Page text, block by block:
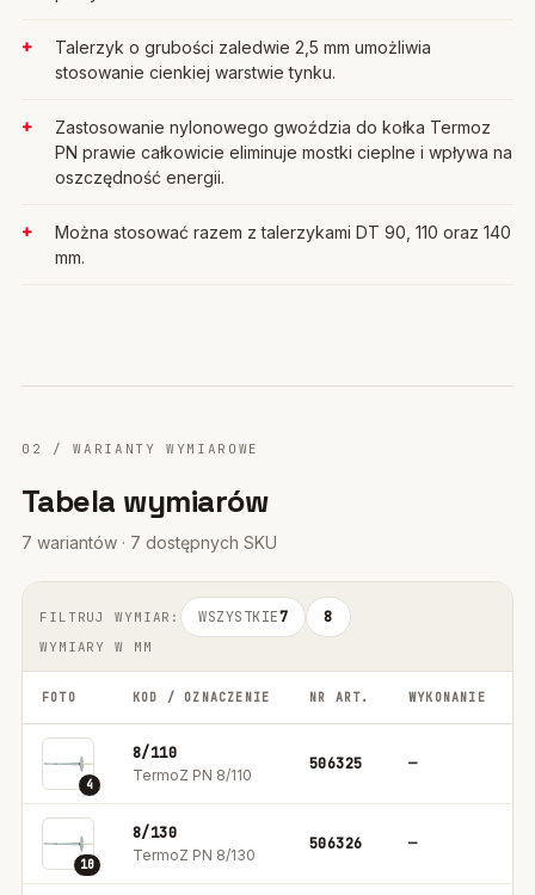
Talerzyk o grubości zaledwie 2,5 mm umożliwia
stosowanie cienkiej warstwie tynku.
Zastosowanie nylonowego gwoździa do kołka Termoz
PN prawie całkowicie eliminuje mostki cieplne i wpływa na
oszczędność energii.
Można stosować razem z talerzykami DT 90, 110 oraz 140
mm.
02 / WARIANTY WYMIAROWE
Tabela wymiarów
7 wariantów · 7 dostępnych SKU
FILTRUJ WYMIAR: WSZYSTKIE7 8
WYMIARY W MM
FOTO KOD / OZNACZENIE NR ART. WYKONANIE
4
8/110
TermoZ PN 8/110
506325 —
10
8/130
TermoZ PN 8/130
506326 —